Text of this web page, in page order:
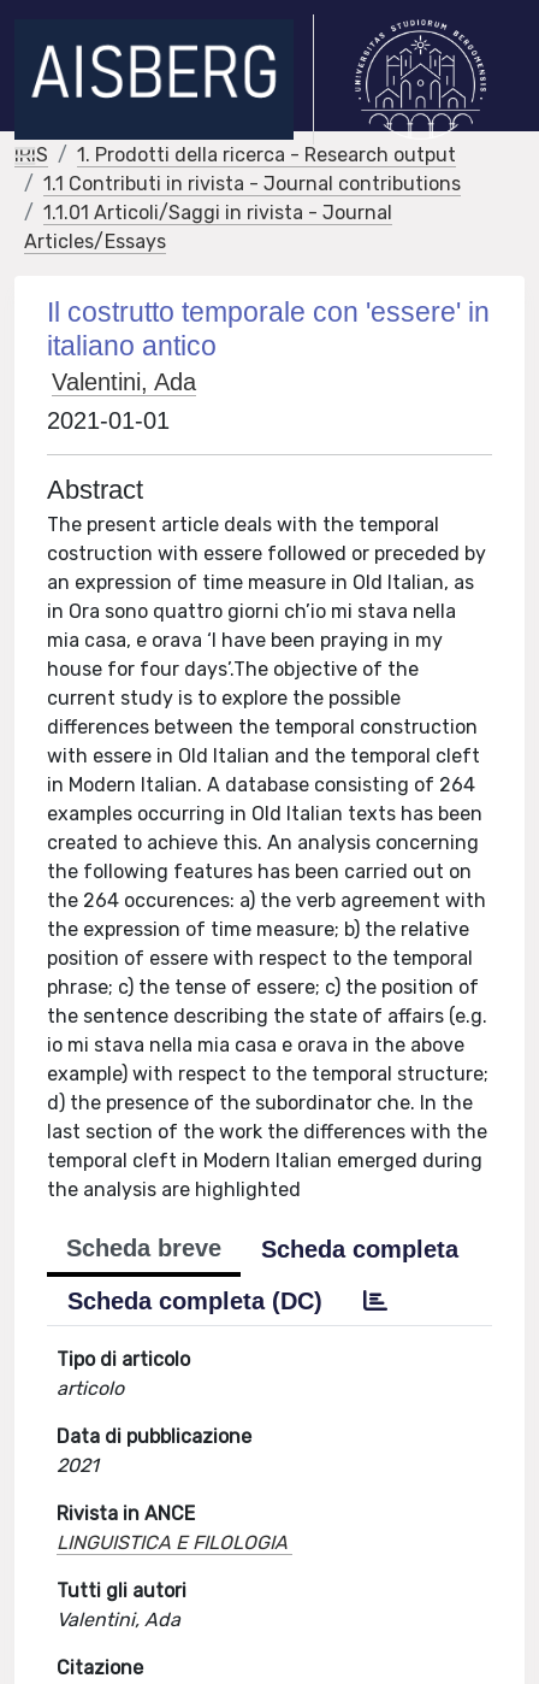
IRIS
1. Prodotti della ricerca - Research output
1.1 Contributi in rivista - Journal contributions
1.1.01 Articoli/Saggi in rivista - Journal
Articles/Essays
Il costrutto temporale con 'essere' in
italiano antico
Valentini, Ada
2021-01-01
Abstract
The present article deals with the temporal
costruction with essere followed or preceded by
an expression of time measure in Old Italian, as
in Ora sono quattro giorni ch’io mi stava nella
mia casa, e orava ‘I have been praying in my
house for four days’.The objective of the
current study is to explore the possible
differences between the temporal construction
with essere in Old Italian and the temporal cleft
in Modern Italian. A database consisting of 264
examples occurring in Old Italian texts has been
created to achieve this. An analysis concerning
the following features has been carried out on
the 264 occurences: a) the verb agreement with
the expression of time measure; b) the relative
position of essere with respect to the temporal
phrase; c) the tense of essere; c) the position of
the sentence describing the state of affairs (e.g.
io mi stava nella mia casa e orava in the above
example) with respect to the temporal structure;
d) the presence of the subordinator che. In the
last section of the work the differences with the
temporal cleft in Modern Italian emerged during
the analysis are highlighted
Scheda breve
Scheda completa
Scheda completa (DC)
Tipo di articolo
articolo
Data di pubblicazione
2021
Rivista in ANCE
LINGUISTICA E FILOLOGIA
Tutti gli autori
Valentini, Ada
Citazione